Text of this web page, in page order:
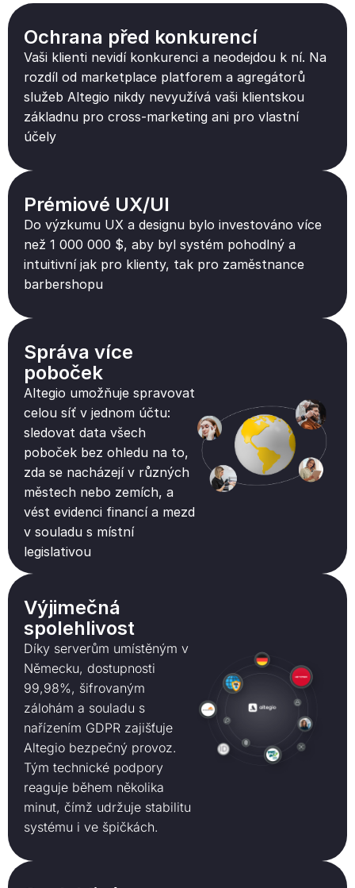
Ochrana před konkurencí
Vaši klienti nevidí konkurenci a neodejdou k ní. Na
rozdíl od marketplace platforem a agregátorů
služeb Altegio nikdy nevyužívá vaši klientskou
základnu pro cross-marketing ani pro vlastní
účely
Prémiové UX/UI
Do výzkumu UX a designu bylo investováno více
než 1 000 000 $, aby byl systém pohodlný a
intuitivní jak pro klienty, tak pro zaměstnance
barbershopu
Správa více
poboček
Altegio umožňuje spravovat
celou síť v jednom účtu:
sledovat data všech
poboček bez ohledu na to,
zda se nacházejí v různých
městech nebo zemích, a
vést evidenci financí a mezd
v souladu s místní
legislativou
Výjimečná
spolehlivost
Díky serverům umístěným v
Německu, dostupnosti
99,98%, šifrovaným
zálohám a souladu s
nařízením GDPR zajišťuje
Altegio bezpečný provoz.
Tým technické podpory
reaguje během několika
minut, čímž udržuje stabilitu
systému i ve špičkách.